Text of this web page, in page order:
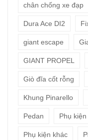
chân chống xe đạp
Dura Ace DI2
giant escape
GIANT PROPEL
Giò đĩa cốt rỗng
Khung Pinarello
Pedan Phụ
Phụ kiện khác